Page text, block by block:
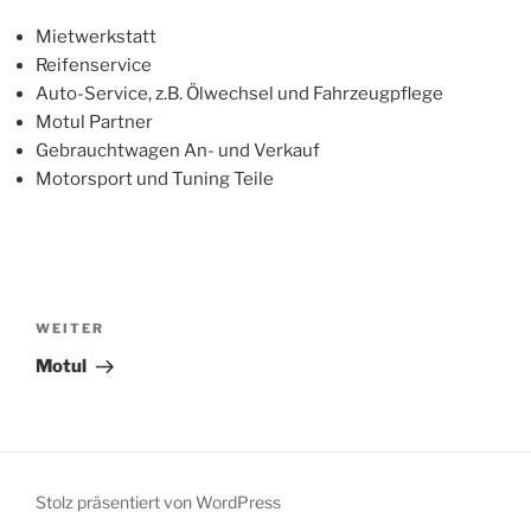
Mietwerkstatt
Reifenservice
Auto-Service, z.B. Ölwechsel und Fahrzeugpflege
Motul Partner
Gebrauchtwagen An- und Verkauf
Motorsport und Tuning Teile
Nächster
Beitrag
WEITER
Motul
Stolz präsentiert von WordPress